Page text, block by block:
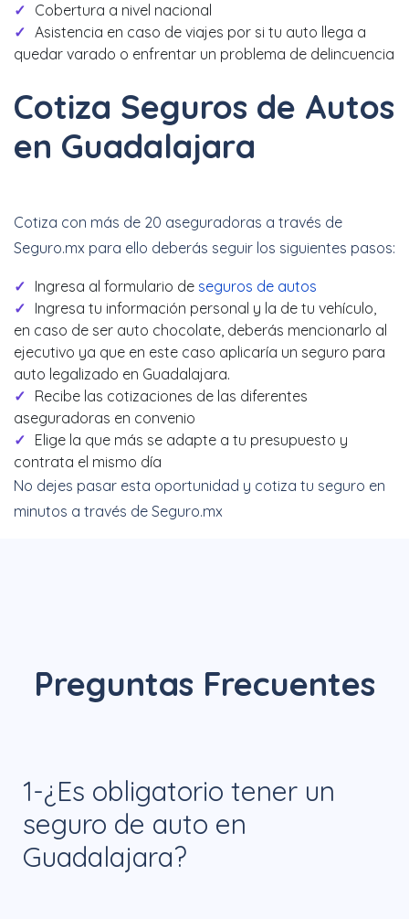
Cobertura a nivel nacional
Asistencia en caso de viajes por si tu auto llega a
quedar varado o enfrentar un problema de delincuencia
Cotiza Seguros de Autos
en Guadalajara
Cotiza con más de 20 aseguradoras a través de
Seguro.mx para ello deberás seguir los siguientes pasos:
Ingresa al formulario de seguros de autos
Ingresa tu información personal y la de tu vehículo,
en caso de ser auto chocolate, deberás mencionarlo al
ejecutivo ya que en este caso aplicaría un seguro para
auto legalizado en Guadalajara.
Recibe las cotizaciones de las diferentes
aseguradoras en convenio
Elige la que más se adapte a tu presupuesto y
contrata el mismo día
No dejes pasar esta oportunidad y cotiza tu seguro en
minutos a través de Seguro.mx
Preguntas Frecuentes
1-¿Es obligatorio tener un
seguro de auto en
Guadalajara?